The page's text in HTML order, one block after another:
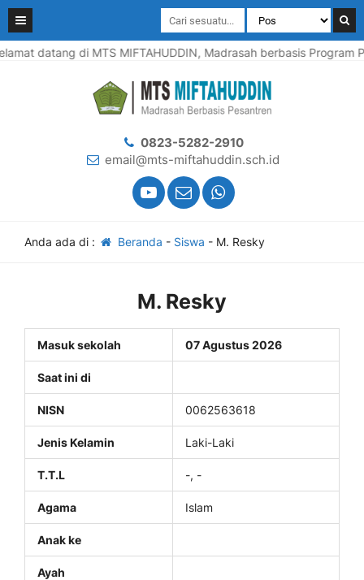
datang di MTS MIFTAHUDDIN, Madrasah berbasis Program
0823-5282-2910
email@mts-miftahuddin.sch.id
Anda ada di : Beranda - Siswa - M. Resky
M. Resky
Masuk sekolah 07 Agustus 2026
Saat ini di
NISN 0062563618
Jenis Kelamin Laki-Laki
T.T.L -, -
Agama Islam
Anak ke
Ayah